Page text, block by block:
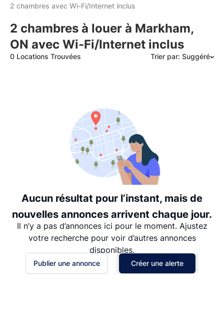
2 chambres avec Wi-Fi/Internet inclus
2 chambres à louer à Markham,
ON avec Wi-Fi/Internet inclus
0 Locations Trouvées Trier par: Suggéré
Date: les plus anciens d’abord
Aucun résultat pour l’instant, mais de
nouvelles annonces arrivent chaque jour.
Il n’y a pas d’annonces ici pour le moment. Ajustez
votre recherche pour voir d’autres annonces
disponibles.
Publier une annonce Créer une alerte